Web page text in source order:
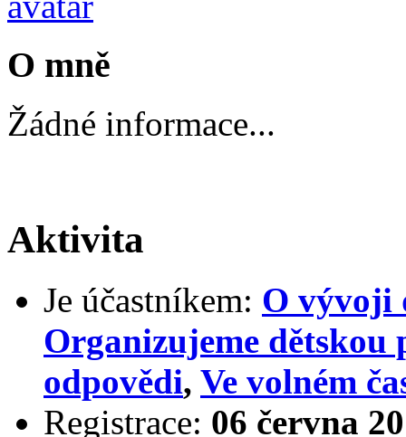
O mně
Žádné informace...
Aktivita
Je účastníkem: O vývoji
Organizujeme dětskou
odpovědi, Ve volném
Registrace: 06 června